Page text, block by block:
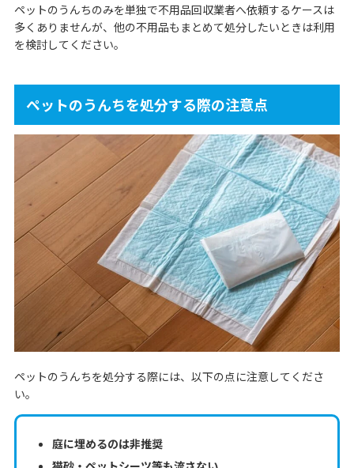
ペットのうんちのみを単独で不用品回収業者へ依頼するケースは
多くありませんが、他の不用品もまとめて処分したいときは利用
を検討してください。
ペットのうんちを処分する際の注意点
ペットのうんちを処分する際には、以下の点に注意してくださ
い。
庭に埋めるのは非推奨